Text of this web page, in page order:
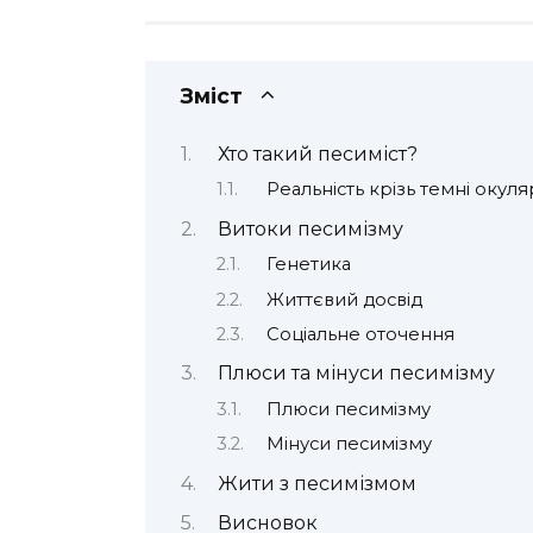
Зміст
Хто такий песиміст?
Реальність крізь темні
Витоки песимізму
Генетика
Життєвий досвід
Соціальне оточення
Плюси та мінуси песимізму
Плюси песимізму
Мінуси песимізму
Жити з песимізмом
Висновок